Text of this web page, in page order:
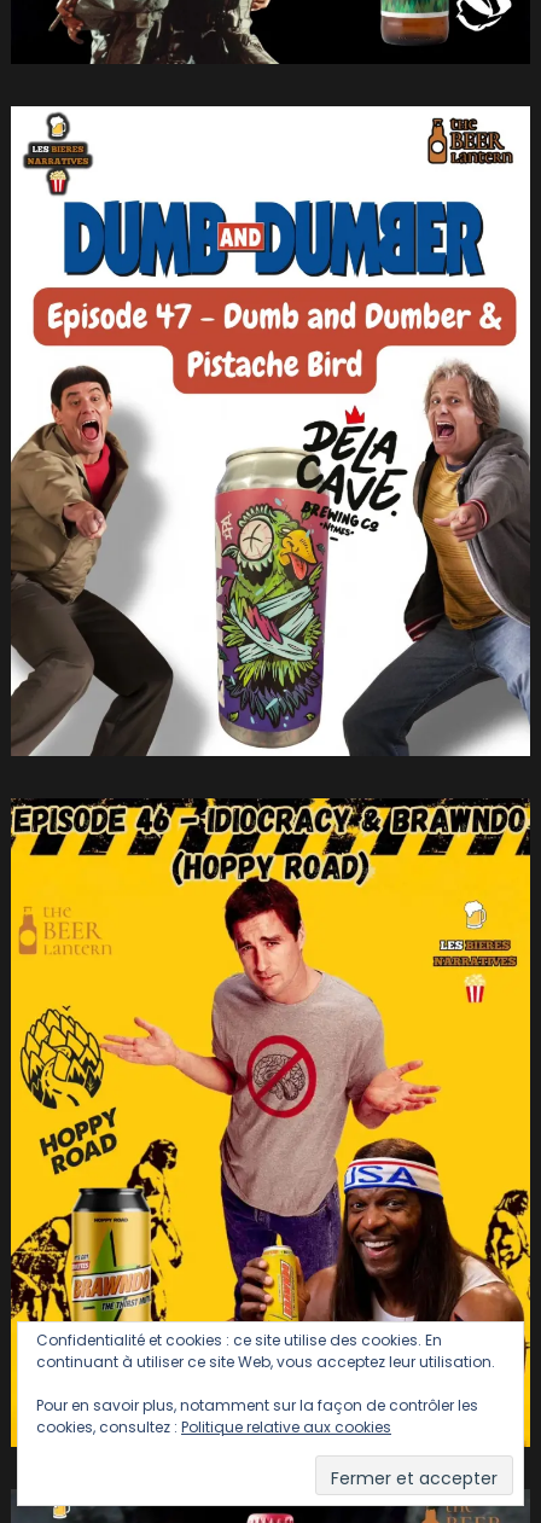
Confidentialité et cookies : ce site utilise des cookies. En
continuant à utiliser ce site Web, vous acceptez leur utilisation.
Pour en savoir plus, notamment sur la façon de contrôler les
cookies, consultez : Politique relative aux cookies